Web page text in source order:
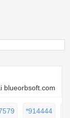
blueorbsoft.com
*914444